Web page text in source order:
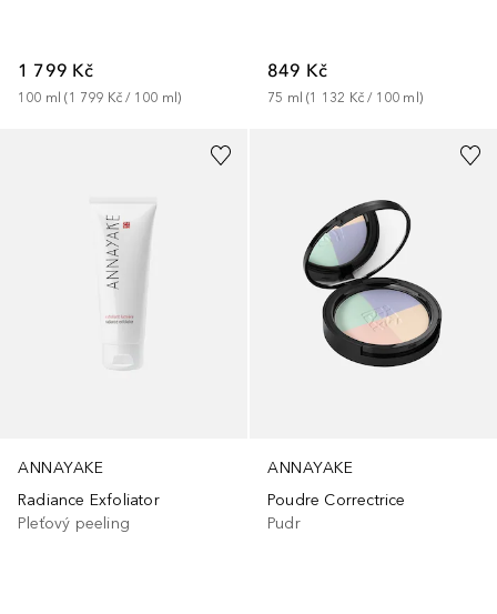
1 799 Kč
100 ml (1 799 Kč / 100 ml)
849 Kč
75 ml (1 132 Kč / 100 ml )
ANNAYAKE
Radiance Exfoliator
Pleťový peeling
ANNAYAKE
Poudre Correctrice
Pudr